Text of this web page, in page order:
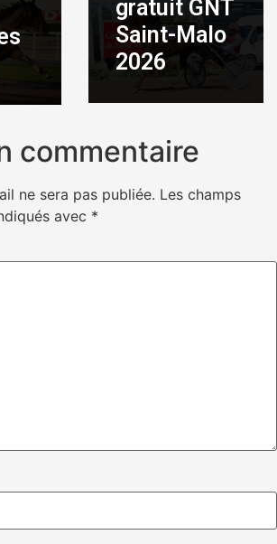
gratuit GNT
Saint-Malo
2026
commentaire
ne sera pas publiée. Les champs
avec *